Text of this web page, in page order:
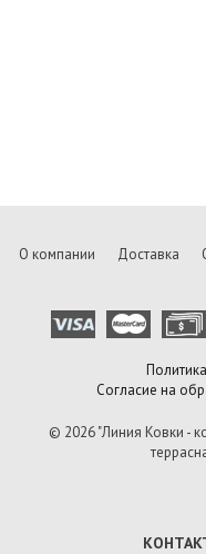
О компании Доставка
Согласие на
© 2026 "Линия Ковки -